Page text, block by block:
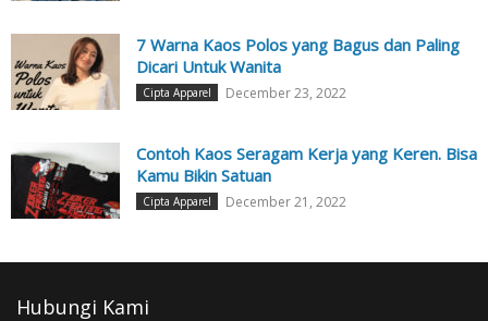
7 Warna Kaos Polos yang Bagus dan Paling
Dicari Untuk Wanita
Cipta Apparel December 23, 2022
Contoh Kaos Seragam Kerja yang Keren. Bisa
Kamu Bikin Satuan
Cipta Apparel December 21, 2022
Hubungi Kami